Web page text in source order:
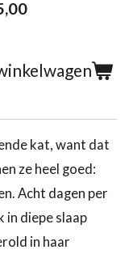
kat, want dat
ze heel goed:
Acht dagen per
in diepe slaap
in haar